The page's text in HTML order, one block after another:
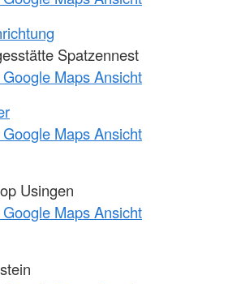
Spatzennest
Maps Ansicht
Maps Ansicht
Usingen
Maps Ansicht